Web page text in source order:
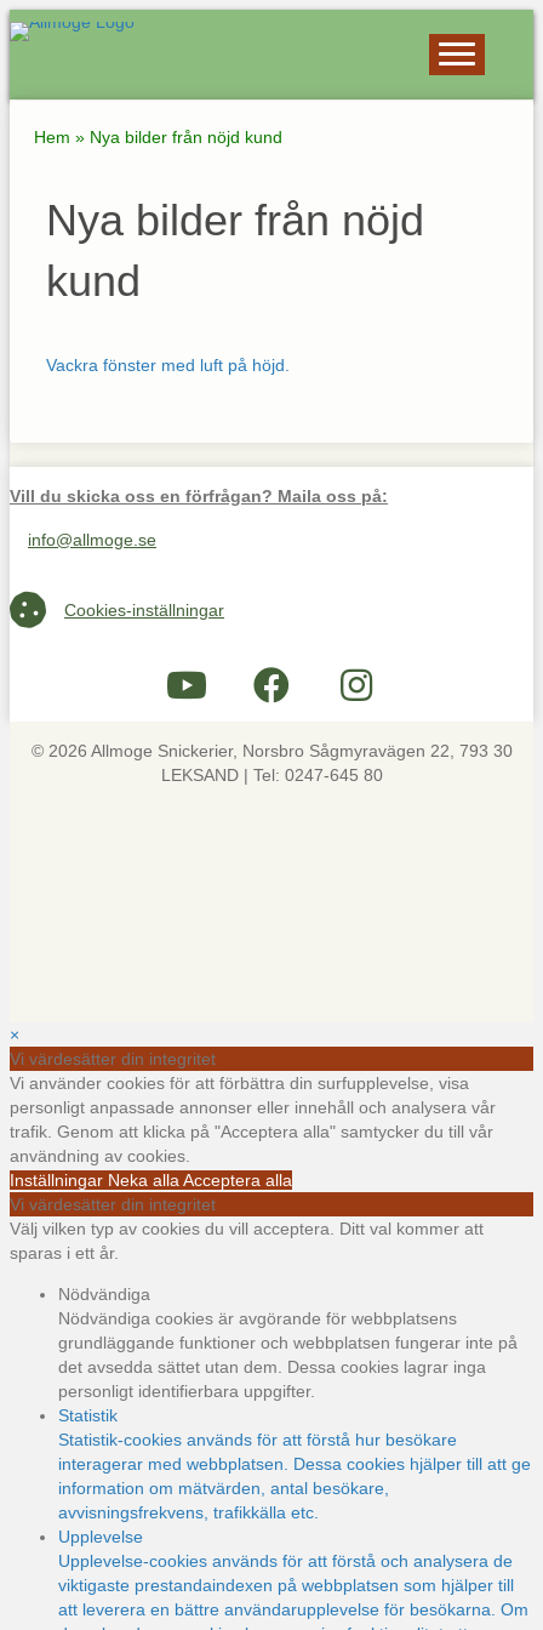
Hem » Nya bilder från nöjd kund
Nya bilder från nöjd
kund
Vackra fönster med luft på höjd.
Vill du skicka oss en förfrågan? Maila oss på:
Maila oss på info@allmoge.se
info@allmoge.se
Cookies-inställningar
Cookies-inställningar
© 2026 Allmoge Snickerier, Norsbro Sågmyravägen 22, 793 30
LEKSAND | Tel: 0247-645 80
×
Vi värdesätter din integritet
Vi använder cookies för att förbättra din surfupplevelse, visa
personligt anpassade annonser eller innehåll och analysera vår
trafik. Genom att klicka på "Acceptera alla" samtycker du till vår
användning av cookies.
Inställningar Neka alla Acceptera alla
Vi värdesätter din integritet
Välj vilken typ av cookies du vill acceptera. Ditt val kommer att
sparas i ett år.
Nödvändiga
Nödvändiga cookies är avgörande för webbplatsens
grundläggande funktioner och webbplatsen fungerar inte på
det avsedda sättet utan dem. Dessa cookies lagrar inga
personligt identifierbara uppgifter.
Statistik
Statistik-cookies används för att förstå hur besökare
interagerar med webbplatsen. Dessa cookies hjälper till att ge
information om mätvärden, antal besökare,
avvisningsfrekvens, trafikkälla etc.
Upplevelse
Upplevelse-cookies används för att förstå och analysera de
viktigaste prestandaindexen på webbplatsen som hjälper till
att leverera en bättre användarupplevelse för besökarna. Om